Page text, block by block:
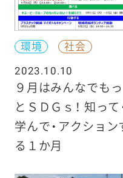
環境
社会
2023.10.10
９月はみんなでもっ
とＳＤＧｓ！ 知って
学んで・アクション
る１か月